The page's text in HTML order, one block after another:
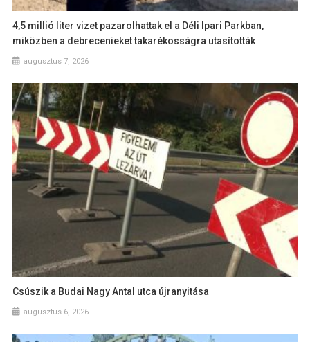
4,5 millió liter vizet pazarolhattak el a Déli Ipari Parkban,
miközben a debrecenieket takarékosságra utasították
augusztus 7, 2026
Csúszik a Budai Nagy Antal utca újranyitása
augusztus 6, 2026